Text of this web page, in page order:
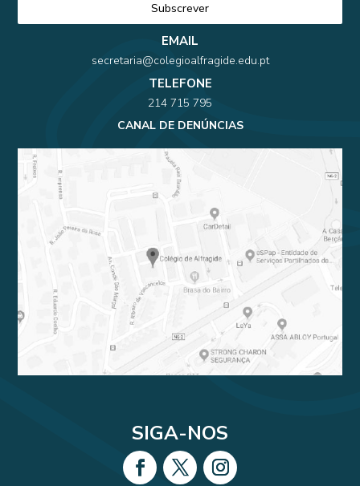
EMAIL
secretaria@colegioalfragide.edu.pt
TELEFONE
214 715 795
CANAL DE DENÚNCIAS
SIGA-NOS